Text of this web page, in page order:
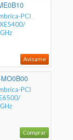
PCI
Avísame
PCI
Comprar